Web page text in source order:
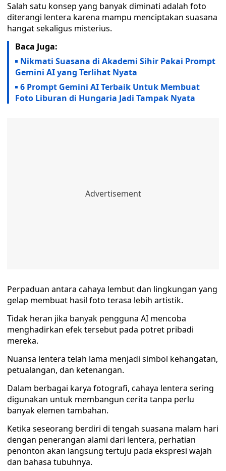
Salah satu konsep yang banyak diminati adalah foto
diterangi lentera karena mampu menciptakan suasana
hangat sekaligus misterius.
Baca Juga:
Nikmati Suasana di Akademi Sihir Pakai Prompt
Gemini AI yang Terlihat Nyata
6 Prompt Gemini AI Terbaik Untuk Membuat
Foto Liburan di Hungaria Jadi Tampak Nyata
Perpaduan antara cahaya lembut dan lingkungan yang
gelap membuat hasil foto terasa lebih artistik.
Tidak heran jika banyak pengguna AI mencoba
menghadirkan efek tersebut pada potret pribadi
mereka.
Nuansa lentera telah lama menjadi simbol kehangatan,
petualangan, dan ketenangan.
Dalam berbagai karya fotografi, cahaya lentera sering
digunakan untuk membangun cerita tanpa perlu
banyak elemen tambahan.
Ketika seseorang berdiri di tengah suasana malam hari
dengan penerangan alami dari lentera, perhatian
penonton akan langsung tertuju pada ekspresi wajah
dan bahasa tubuhnya.